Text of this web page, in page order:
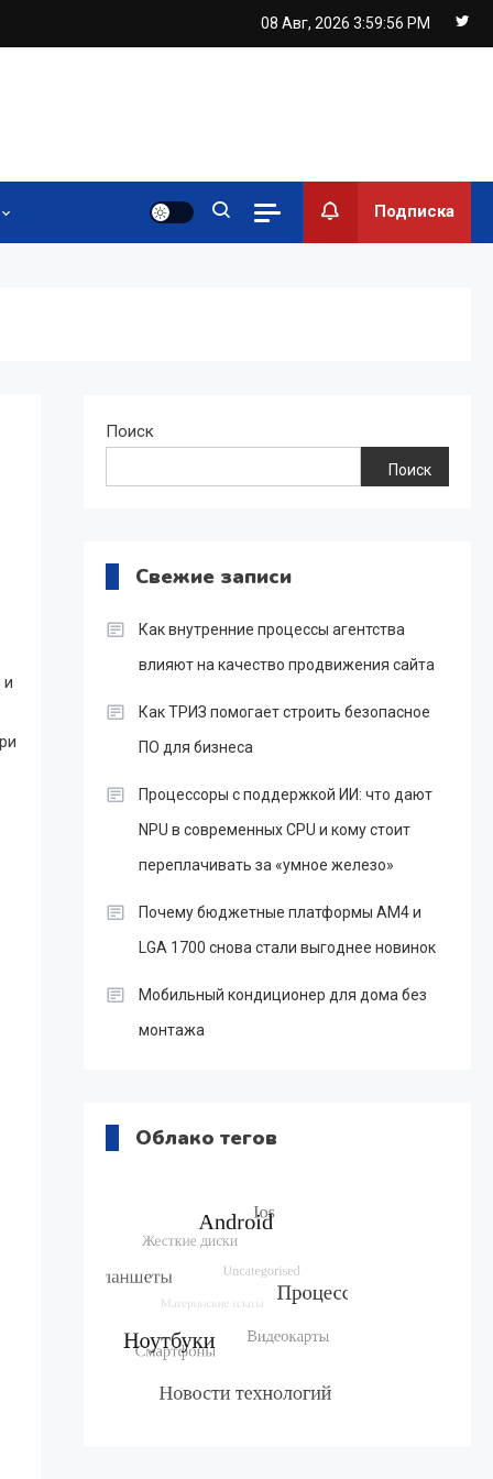
08 Авг, 2026 3:59:57 PM
Подписка
Поиск
Поиск
Свежие записи
Как внутренние процессы агентства
влияют на качество продвижения сайта
Как ТРИЗ помогает строить безопасное
ПО для бизнеса
Процессоры с поддержкой ИИ: что дают
NPU в современных CPU и кому стоит
переплачивать за «умное железо»
Почему бюджетные платформы AM4 и
LGA 1700 снова стали выгоднее новинок
Мобильный кондиционер для дома без
монтажа
Облако тегов